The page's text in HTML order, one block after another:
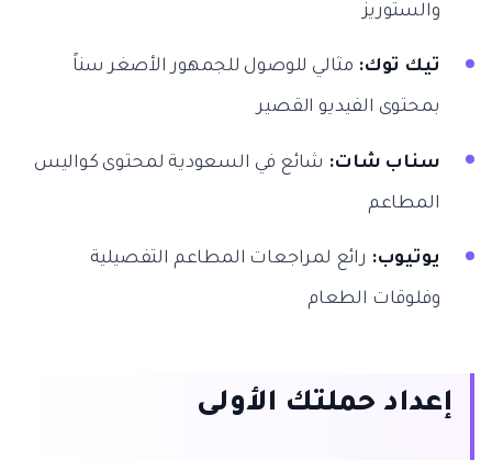
والستوريز
تيك توك: مثالي للوصول للجمهور الأصغر سناً
بمحتوى الفيديو القصير
سناب شات: شائع في السعودية لمحتوى كواليس
المطاعم
يوتيوب: رائع لمراجعات المطاعم التفصيلية
وفلوقات الطعام
إعداد حملتك الأولى